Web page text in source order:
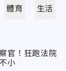
體育 生活
官！狂跑法院
小